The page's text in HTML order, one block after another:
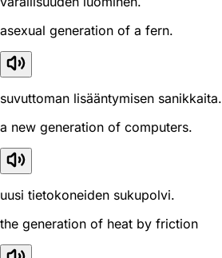
asexual generation of a fern.
suvuttoman lisääntymisen sanikkaita.
a new generation of computers.
uusi tietokoneiden sukupolvi.
the generation of heat by friction